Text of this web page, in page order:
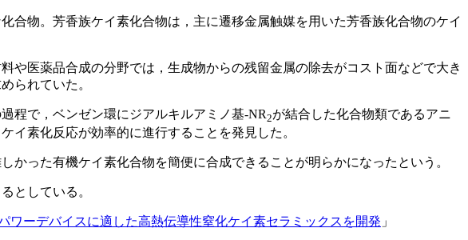
物。芳香族ケイ素化合物は，主に遷移金属触媒を用いた芳香族化合物のケイ
や医薬品合成の分野では，生成物からの残留金属の除去がコスト面などで大き
られていた。
程で，ベンゼン環にジアルキルアミノ基-NR2が結合した化合物類であるアニ
イ素化反応が効率的に進行することを発見した。
った有機ケイ素化合物を簡便に合成できることが明らかになったという。
としている。
ワーデバイスに適した高熱伝導性窒化ケイ素セラミックスを開発 」